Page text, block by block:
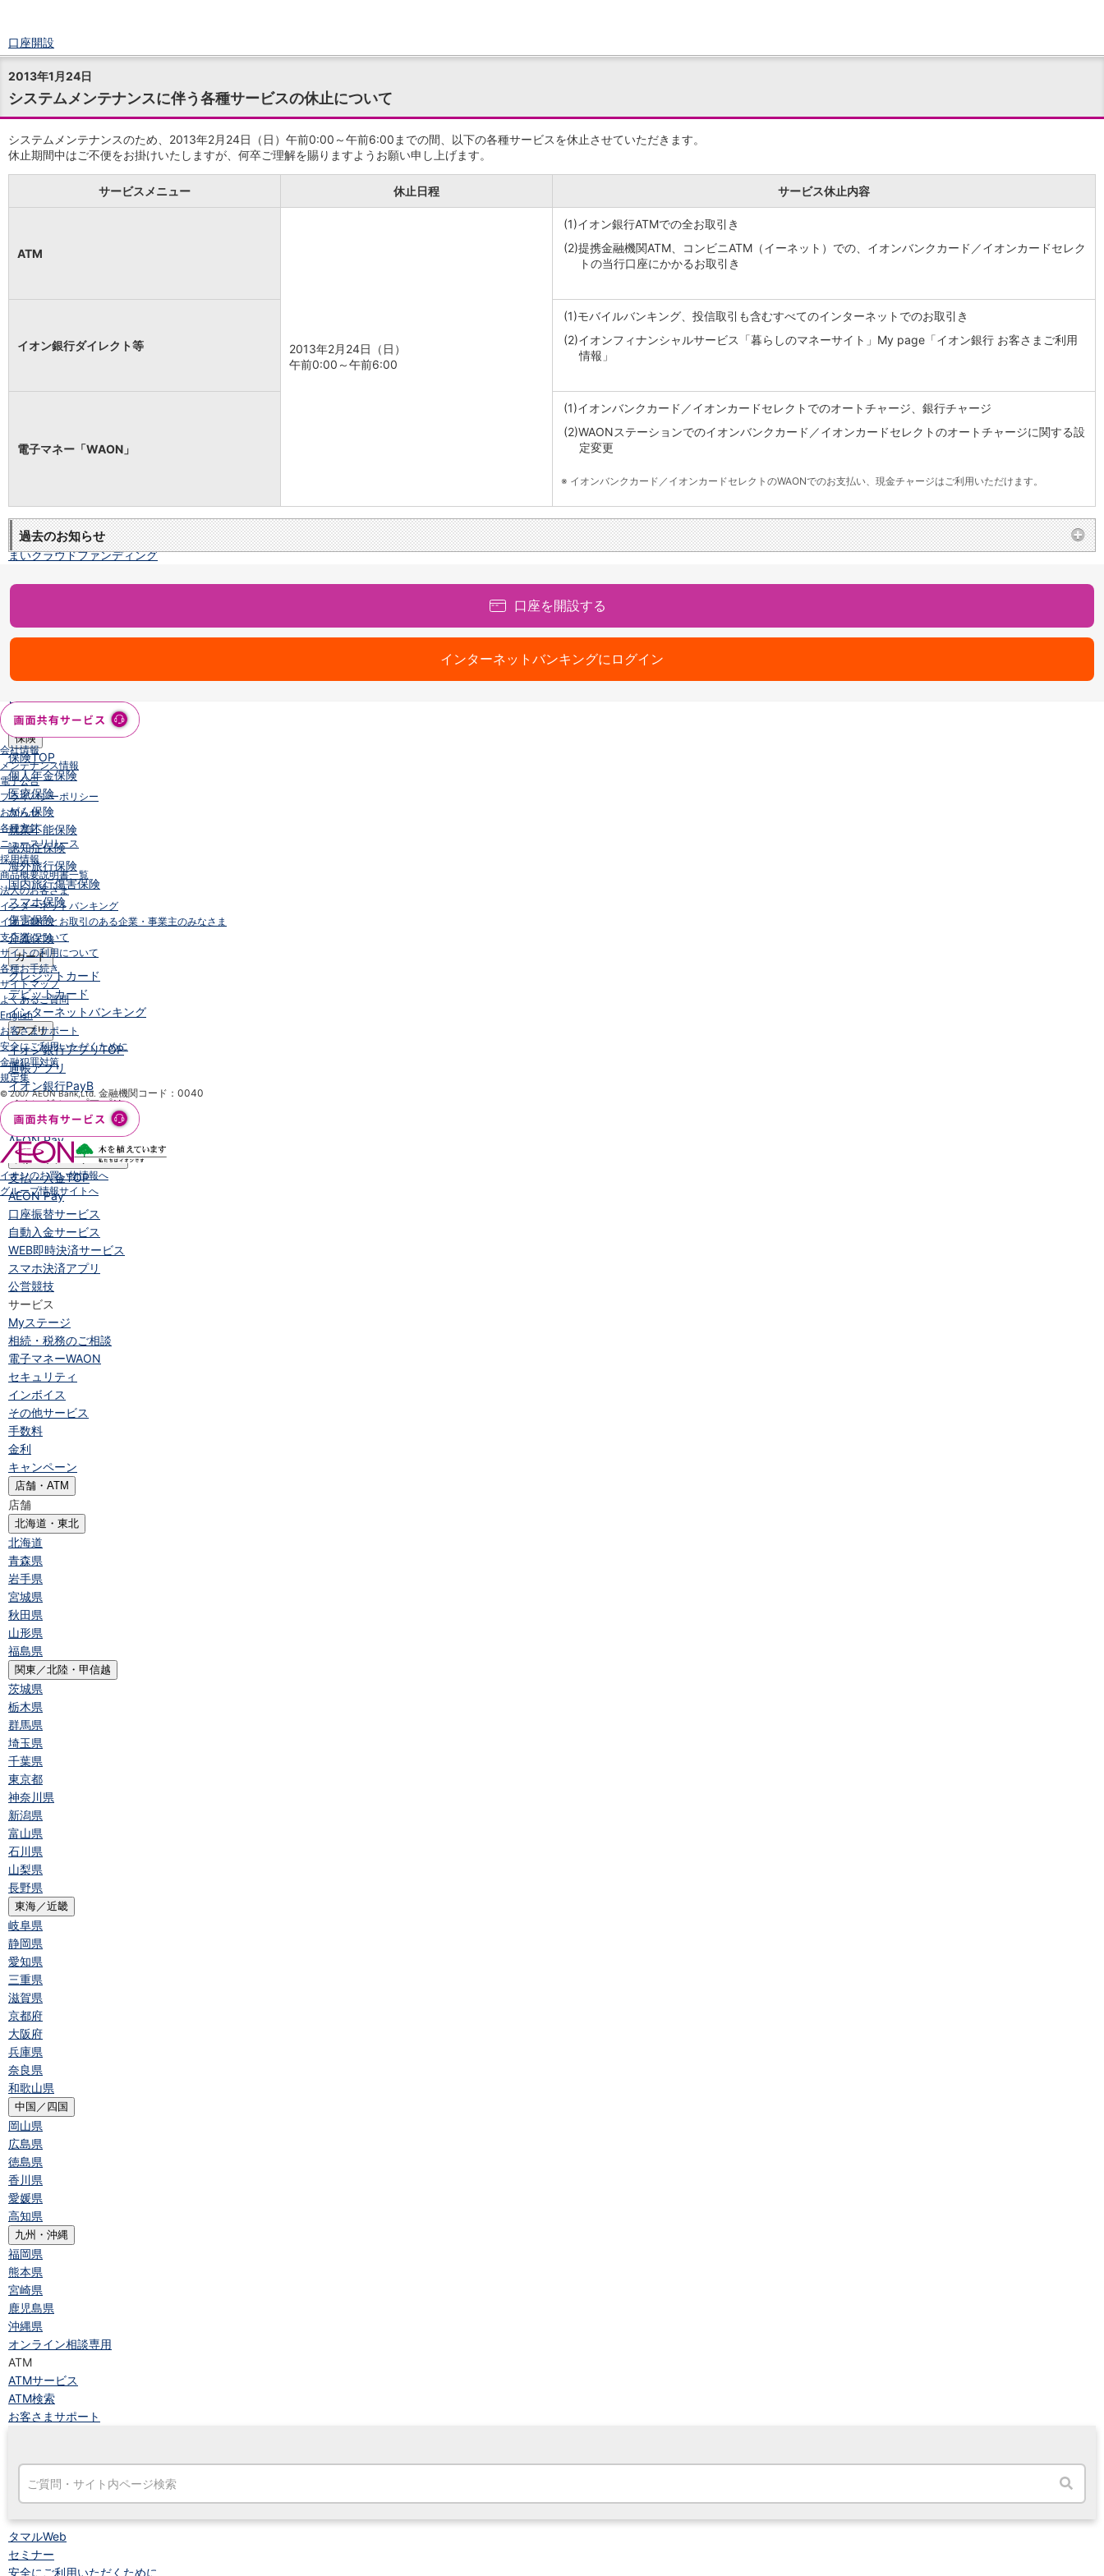
口座開設
ログイン
チャット
メニュー
商品・サービス
預金
円預金TOP
普通預金
積立式定期預金
外貨普通預金
資産運用
証券口座開設
投信つみたて
金銭信託
iDeCo・国民年金基金
WealthNavi for イオン銀行（ロボアドバイザー）
funds
まいクラウドファンディング
住宅ローン
お借換えの方
フラット35
カードローン
目的別ローン
目的別ローンマイページ
保険
保険TOP
個人年金保険
医療保険
がん保険
就業不能保険
認知症保険
海外旅行保険
国内旅行傷害保険
スマホ保険
傷害保険
介護保険
カード
クレジットカード
デビットカード
インターネットバンキング
アプリ
イオン銀行アプリTOP
通帳アプリ
イオン銀行PayB
イオングループアプリ
iAEON
AEON Pay
支払・入金・サービス
支払・入金TOP
AEON Pay
口座振替サービス
自動入金サービス
WEB即時決済サービス
スマホ決済アプリ
公営競技
サービス
Myステージ
相続・税務のご相談
電子マネーWAON
セキュリティ
インボイス
その他サービス
手数料
金利
キャンペーン
店舗・ATM
店舗
北海道・東北
北海道
青森県
岩手県
宮城県
秋田県
山形県
福島県
関東／北陸・甲信越
茨城県
栃木県
群馬県
埼玉県
千葉県
東京都
神奈川県
新潟県
富山県
石川県
山梨県
長野県
東海／近畿
岐阜県
静岡県
愛知県
三重県
滋賀県
京都府
大阪府
兵庫県
奈良県
和歌山県
中国／四国
岡山県
広島県
徳島県
香川県
愛媛県
高知県
九州・沖縄
福岡県
熊本県
宮崎県
鹿児島県
沖縄県
オンライン相談専用
ATM
ATMサービス
ATM検索
お客さまサポート
タマルWeb
セミナー
安全にご利用いただくために
2013年1月24日
システムメンテナンスに伴う各種サービスの休止について
システムメンテナンスのため、2013年2月24日（日）午前0:00～午前6:00までの間、以下の各種サービスを休止させていただきます。
休止期間中はご不便をお掛けいたしますが、何卒ご理解を賜りますようお願い申し上げます。
サービスメニュー 休止日程 サービス休止内容
ATM
2013年2月24日（日）
午前0:00～午前6:00
(1)イオン銀行ATMでの全お取引き
(2)提携金融機関ATM、コンビニATM（イーネット）での、イオンバンクカード／イオンカードセレク
トの当行口座にかかるお取引き
イオン銀行ダイレクト等
(1)モバイルバンキング、投信取引も含むすべてのインターネットでのお取引き
(2)イオンフィナンシャルサービス「暮らしのマネーサイト」My page「イオン銀行 お客さまご利用
情報」
電子マネー「WAON」
(1)イオンバンクカード／イオンカードセレクトでのオートチャージ、銀行チャージ
(2)WAONステーションでのイオンバンクカード／イオンカードセレクトのオートチャージに関する設
定変更
※ イオンバンクカード／イオンカードセレクトのWAONでのお支払い、現金チャージはご利用いただけます。
過去のお知らせ
口座を開設する
インターネットバンキングにログイン
会社情報
メンテナンス情報
電子公告
プライバシーポリシー
お知らせ
各種方針
ニュースリリース
採用情報
商品概要説明書一覧
法人のお客さま
インターネットバンキング
イオン銀行とお取引のある企業・事業主のみなさま
支店名について
サイトの利用について
各種お手続き
サイトマップ
よくあるご質問
English
お客さまサポート
安全にご利用いただくために
金融犯罪対策
規定集
© 2007 AEON Bank,Ltd. 金融機関コード：0040
イオンのお買い物情報へ
グループ情報サイトへ